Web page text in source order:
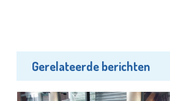
Gerelateerde berichten